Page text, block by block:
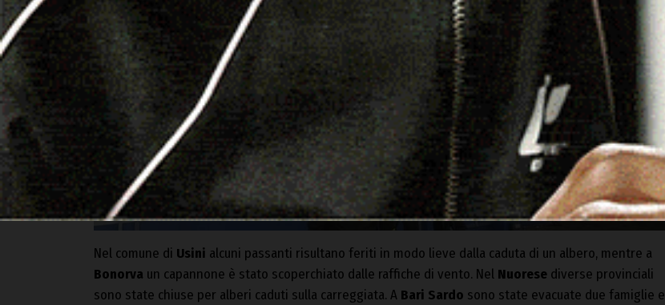
Nel comune di Usini alcuni passanti risultano feriti in modo lieve dalla caduta di un albero, mentre a
Bonorva un capannone è stato scoperchiato dalle raffiche di vento. Nel Nuorese diverse provinciali
sono state chiuse per alberi caduti sulla carreggiata. A Bari Sardo sono state evacuate due famiglie e